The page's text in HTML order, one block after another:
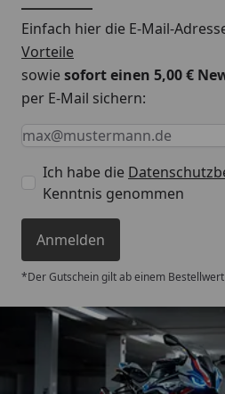
Einfach hier die E-Mail-
Vorteile
sowiesofort einen 5,00 €
per E-Mail sichern:
Keine Eingabe erforderlich
Eingabe erforderlich
E-Mail *
Ich habe die
Kenntnis genommen
Anmelden
*Der Gutschein gilt ab einem
Trusted